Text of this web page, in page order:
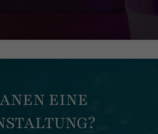
EINE